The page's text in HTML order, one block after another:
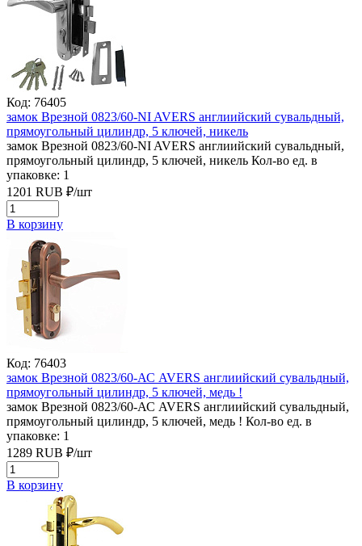
Код: 76405
замок Врезной 0823/60-NI AVERS англиийский сувальдный,
прямоугольный цилиндр, 5 ключей, никель
замок Врезной 0823/60-NI AVERS англиийский сувальдный,
прямоугольный цилиндр, 5 ключей, никель Кол-во ед. в
упаковке: 1
1201 RUB ₽/шт
В корзину
Код: 76403
замок Врезной 0823/60-АС AVERS англиийский сувальдный,
прямоугольный цилиндр, 5 ключей, медь !
замок Врезной 0823/60-АС AVERS англиийский сувальдный,
прямоугольный цилиндр, 5 ключей, медь ! Кол-во ед. в
упаковке: 1
1289 RUB ₽/шт
В корзину